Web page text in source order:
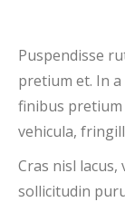
Puspendisse
pretium et. In
finibus pretium
vehicula,
Cras nisl
sollicitudin